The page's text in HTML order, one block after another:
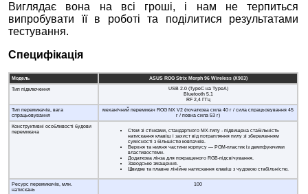
Виглядає вона на всі гроші, і нам не терпиться
випробувати її в роботі та поділитися результатами
тестування.
Специфікація
Модель
ASUS ROG Strix Morph 96 Wireless (X903)
Тип підключення
USB 2.0 (TypeC на TypeA)
Bluetooth 5.1
RF 2,4 ГГц
Тип перемикачів, вага
спрацьовування
механічний перемикач ROG NX V2 (початкова сила 40 г / сила спрацьовування 45
г / повна сила 53 г)
Конструктивні особливості будови
перемикача
Стем зі стінками, стандартного MX-типу - підвищена стабільність
натискання клавіш і захист від потрапляння пилу зі збереженням
сумісності з більшістю ковпачків.
Верхня та нижня частини корпусу — POM-пластик із демпфуючими
властивостями.
Додаткова лінза для покращеного RGB-підсвічування.
Заводське змащення.
Швидке та плавне лінійне натискання клавіш з чудовою стабільністю.
Ресурс перемикачів, млн.
натискань
100